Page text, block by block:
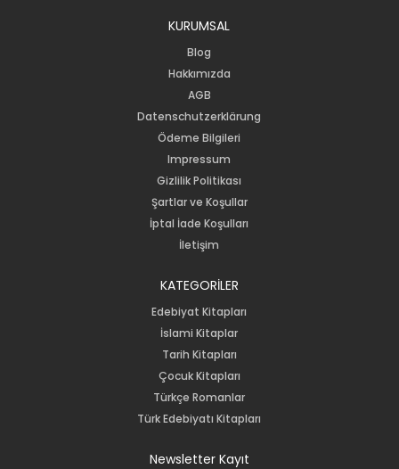
KURUMSAL
Blog
Hakkımızda
AGB
Datenschutzerklärung
Ödeme Bilgileri
Impressum
Gizlilik Politikası
Şartlar ve Koşullar
İptal İade Koşulları
İletişim
KATEGORİLER
Edebiyat Kitapları
İslami Kitaplar
Tarih Kitapları
Çocuk Kitapları
Türkçe Romanlar
Türk Edebiyatı Kitapları
Newsletter Kayıt